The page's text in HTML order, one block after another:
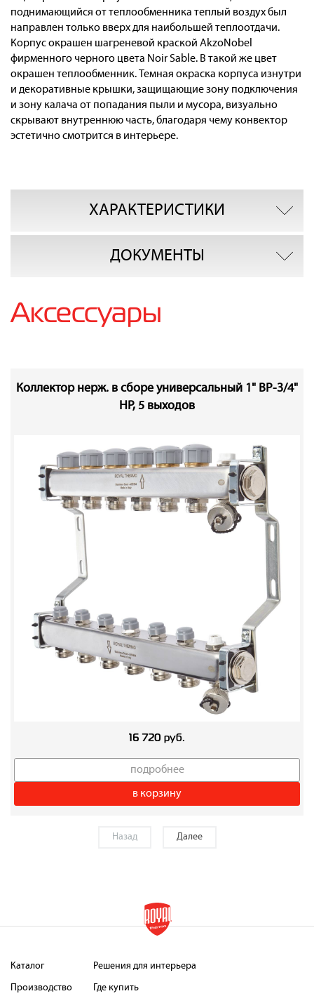
поднимающийся от теплообменника теплый воздух был
направлен только вверх для наибольшей теплоотдачи.
Корпус окрашен шагреневой краской AkzoNobel
фирменного черного цвета Noir Sable. В такой же цвет
окрашен теплообменник. Темная окраска корпуса изнутри
и декоративные крышки, защищающие зону подключения
и зону калача от попадания пыли и мусора, визуально
скрывают внутреннюю часть, благодаря чему конвектор
эстетично смотрится в интерьере.
ХАРАКТЕРИСТИКИ
ДОКУМЕНТЫ
Аксессуары
Коллектор нерж. в сборе универсальный 1" ВР-3/4"
НР, 5 выходов
16 720 руб.
подробнее
в корзину
Назад Далее
Каталог
Производство
Решения для интерьера
Где купить